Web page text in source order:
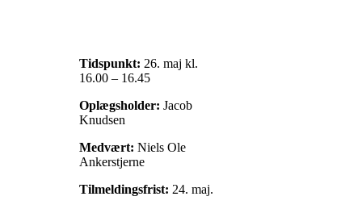
Tidspunkt: 26. maj kl.
16.00 – 16.45
Oplægsholder: Jacob
Knudsen
Medvært: Niels Ole
Ankerstjerne
Tilmeldingsfrist: 24. maj.